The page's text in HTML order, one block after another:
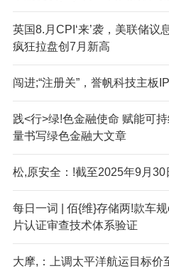
英国8.月CPI‘来’袭，美联储
疯狂拉盘创7月新高
闯进;“注册关”，誉帆科技主板
践<行>绿!色金融使命 赋能可
量书写绿色金融大文章
松,原安全：!截至2025年9月
每日一词 | 佰{维}存储两!款车
片认证审查技术体系验证
大摩,：上调太平洋航运目标价